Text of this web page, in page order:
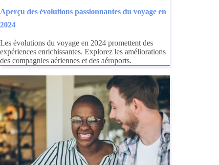
Aperçu des évolutions passionnantes du voyage en
2024
Les évolutions du voyage en 2024 promettent des
expériences enrichissantes. Explorez les améliorations
des compagnies aériennes et des aéroports.